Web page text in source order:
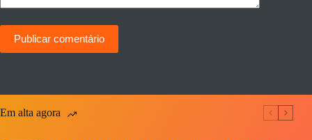
Publicar comentário
Em alta agora